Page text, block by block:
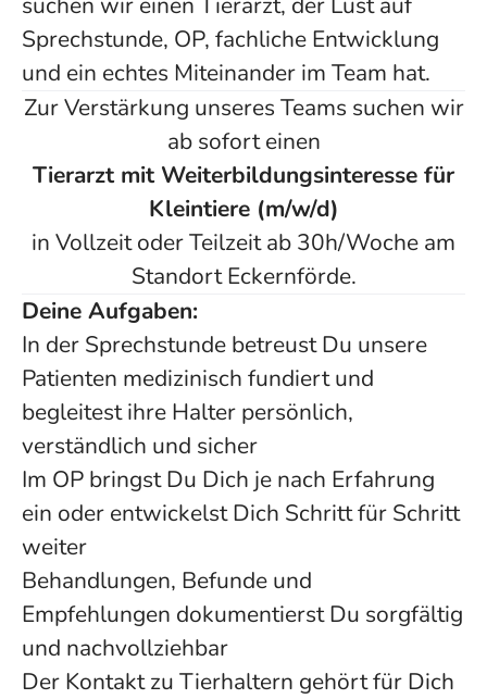
Sprechstunde, OP, fachliche Entwicklung
und ein echtes Miteinander im Team hat.
Zur Verstärkung unseres Teams suchen wir
ab sofort einen
Tierarzt mit Weiterbildungsinteresse für
Kleintiere (m/w/d)
in Vollzeit oder Teilzeit ab 30h/Woche am
Standort Eckernförde.
Deine Aufgaben:
In der Sprechstunde betreust Du unsere
Patienten medizinisch fundiert und
begleitest ihre Halter persönlich,
verständlich und sicher
Im OP bringst Du Dich je nach Erfahrung
ein oder entwickelst Dich Schritt für Schritt
weiter
Behandlungen, Befunde und
Empfehlungen dokumentierst Du sorgfältig
und nachvollziehbar
Der Kontakt zu Tierhaltern gehört für Dich